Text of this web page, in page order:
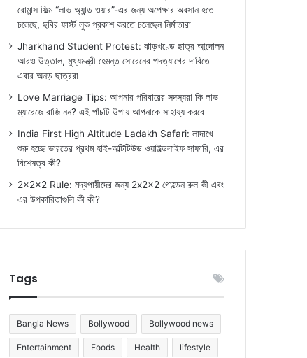
রোমান্স ফিল্ম “লাভ অ্যান্ড ওয়ার”-এর জন্য অপেক্ষার অবসান হতে
চলেছে, ছবির ফার্স্ট লুক প্রকাশ করতে চলেছেন নির্মাতারা
Jharkhand Student Protest: ঝাড়খণ্ডে ছাত্র আন্দোলন
আরও উত্তাল, মুখ্যমন্ত্রী হেমন্ত সোরেনের পদত্যাগের দাবিতে
এবার অনড় ছাত্ররা
Love Marriage Tips: আপনার পরিবারের সদস্যরা কি লাভ
ম্যারেজে রাজি নন? এই পাঁচটি উপায় আপনাকে সাহায্য করবে
India First High Altitude Ladakh Safari: লাদাখে
শুরু হচ্ছে ভারতের প্রথম হাই-অল্টিটিউড ওয়াইল্ডলাইফ সাফারি, এর
বিশেষত্ব কী?
2x2x2 Rule: মদ্যপায়ীদের জন্য 2x2x2 গোল্ডেন রুল কী এবং
এর উপকারিতাগুলি কী কী?
Tags
Bangla News Bollywood Bollywood news
Entertainment Foods Health lifestyle